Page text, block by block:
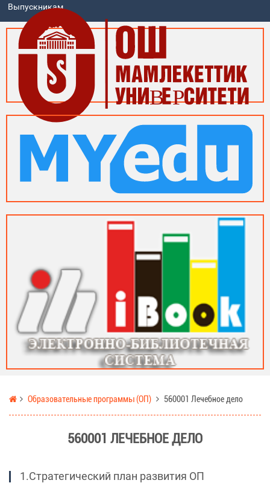
Выпускникам
Образовательные программы (ОП) 560001 Лечебное дело
560001 ЛЕЧЕБНОЕ ДЕЛО
1.Стратегический план развития ОП